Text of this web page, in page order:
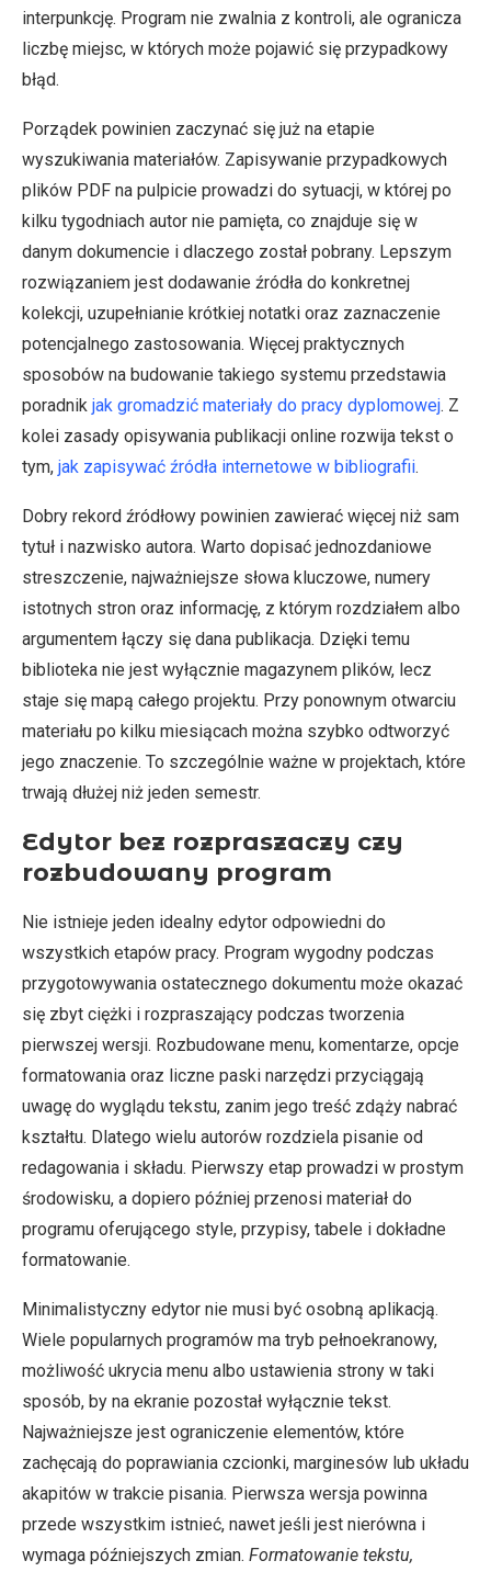
interpunkcję. Program nie zwalnia z kontroli, ale ogranicza
liczbę miejsc, w których może pojawić się przypadkowy
błąd.
Porządek powinien zaczynać się już na etapie
wyszukiwania materiałów. Zapisywanie przypadkowych
plików PDF na pulpicie prowadzi do sytuacji, w której po
kilku tygodniach autor nie pamięta, co znajduje się w
danym dokumencie i dlaczego został pobrany. Lepszym
rozwiązaniem jest dodawanie źródła do konkretnej
kolekcji, uzupełnianie krótkiej notatki oraz zaznaczenie
potencjalnego zastosowania. Więcej praktycznych
sposobów na budowanie takiego systemu przedstawia
poradnik jak gromadzić materiały do pracy dyplomowej. Z
kolei zasady opisywania publikacji online rozwija tekst o
tym, jak zapisywać źródła internetowe w bibliografii.
Dobry rekord źródłowy powinien zawierać więcej niż sam
tytuł i nazwisko autora. Warto dopisać jednozdaniowe
streszczenie, najważniejsze słowa kluczowe, numery
istotnych stron oraz informację, z którym rozdziałem albo
argumentem łączy się dana publikacja. Dzięki temu
biblioteka nie jest wyłącznie magazynem plików, lecz
staje się mapą całego projektu. Przy ponownym otwarciu
materiału po kilku miesiącach można szybko odtworzyć
jego znaczenie. To szczególnie ważne w projektach, które
trwają dłużej niż jeden semestr.
Edytor bez rozpraszaczy czy
rozbudowany program
Nie istnieje jeden idealny edytor odpowiedni do
wszystkich etapów pracy. Program wygodny podczas
przygotowywania ostatecznego dokumentu może okazać
się zbyt ciężki i rozpraszający podczas tworzenia
pierwszej wersji. Rozbudowane menu, komentarze, opcje
formatowania oraz liczne paski narzędzi przyciągają
uwagę do wyglądu tekstu, zanim jego treść zdąży nabrać
kształtu. Dlatego wielu autorów rozdziela pisanie od
redagowania i składu. Pierwszy etap prowadzi w prostym
środowisku, a dopiero później przenosi materiał do
programu oferującego style, przypisy, tabele i dokładne
formatowanie.
Minimalistyczny edytor nie musi być osobną aplikacją.
Wiele popularnych programów ma tryb pełnoekranowy,
możliwość ukrycia menu albo ustawienia strony w taki
sposób, by na ekranie pozostał wyłącznie tekst.
Najważniejsze jest ograniczenie elementów, które
zachęcają do poprawiania czcionki, marginesów lub układu
akapitów w trakcie pisania. Pierwsza wersja powinna
przede wszystkim istnieć, nawet jeśli jest nierówna i
wymaga późniejszych zmian. Formatowanie tekstu,